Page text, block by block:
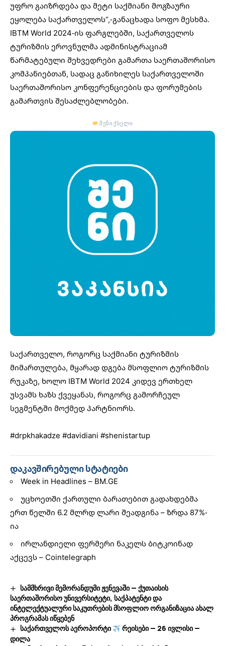
უფრო გაიზრდება და მეტი საქმიანი მოგზაური
ეყოლება საქართველოს“,-განაცხადა სოფო მესხმა.
IBTM World 2024-ის ფარგლებში, საქართველოს
ტურიზმის ეროვნულმა ადმინისტრაციამ
წარმატებული შეხვედრები გამართა საერთაშორისო
კომპანიებთან, სადაც განიხილეს საქართველოში
საერთაშორისო კონფერენციების და ფორუმების
გამართვის შესაძლებლობები.
შენი ქსელი
საქართველო, როგორც საქმიანი ტურიზმის
მიმართულება, მყარად დგება მსოფლიო ტურიზმის
რუკაზე, ხოლო IBTM World 2024 კიდევ ერთხელ
უსვამს ხაზს ქვეყანას, როგორც გამორჩეულ
სეგმენტში მოქმედ პარტნიორს.
#drpkhakadze #davidiani #shenistartup
დაკავშირებული სტატიები
Week in Headlines – BM.GE
უცხოეთში ქართული ბარათებით გადახდებმა
ერთ წელში 6.2 მლრდ ლარი შეადგინა – ზრდა 87%-
ია
ირლანდიელი ფერმერი ნაკელს ბიტკოინად
აქცევს – Cointelegraph
სამმხრივი მემორანდუმი ჟენევაში — ქუთაისის
საერთაშორისო უნივერსიტეტი, საქპატენტი და
ინტელექტუალური საკუთრების მსოფლიო ორგანიზაცია ახალ
პროგრამას იწყებენ
საქართველოს აეროპორტი
რეისები — 26 ივლისი —
დილა